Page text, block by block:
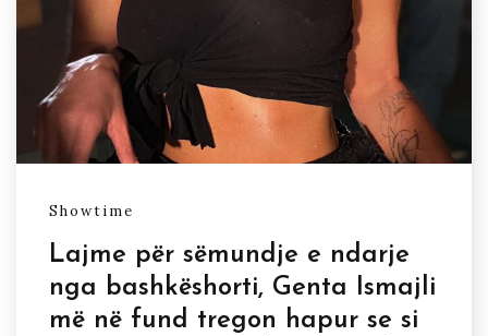
Showtime
Lajme për sëmundje e ndarje
nga bashkëshorti, Genta Ismajli
më në fund tregon hapur se si